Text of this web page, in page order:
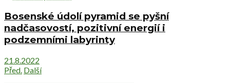
Bosenské údolí pyramid se pyšní
nadčasovostí, pozitivní energií i
podzemními labyrinty
21.8.2022
Před. Další